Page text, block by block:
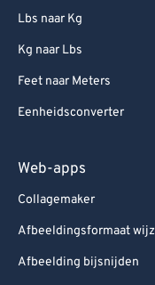
Lbs naar Kg
Kg naar Lbs
Feet naar Meters
Eenheidsconverter
Web-apps
Collagemaker
Afbeeldingsformaat
Afbeelding bijsnijden